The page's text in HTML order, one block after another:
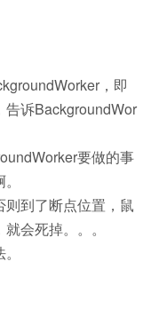
，即
诉BackgroundWor
要做的事
到了断点位置，鼠
会死掉。。。